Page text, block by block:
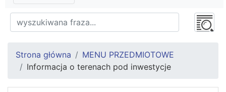
Strona główna
MENU PRZEDMIOTOWE
Informacja o terenach pod inwestycje